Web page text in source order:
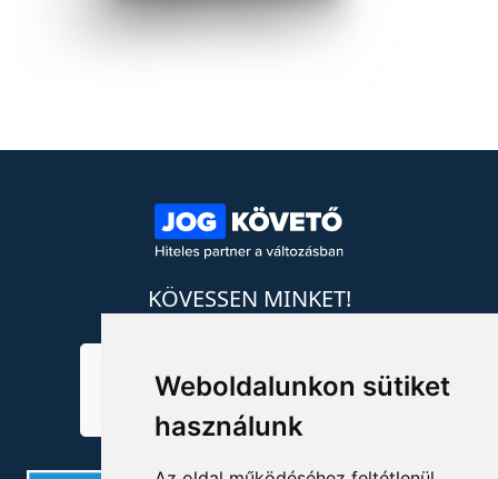
Weboldalunkon sütiket
használunk
KÖVESSEN MINKET!